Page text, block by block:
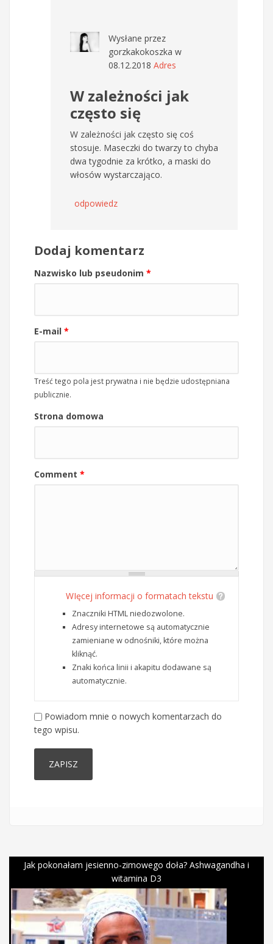
Wysłane przez
gorzkakokoszka w
08.12.2018 Adres
W zależności jak
często się
W zależności jak często się coś
stosuje. Maseczki do twarzy to chyba
dwa tygodnie za krótko, a maski do
włosów wystarczająco.
odpowiedz
Dodaj komentarz
Nazwisko lub pseudonim *
E-mail *
Treść tego pola jest prywatna i nie będzie udostępniana
publicznie.
Strona domowa
Comment *
WIęcej informacji o formatach tekstu
Znaczniki HTML niedozwolone.
Adresy internetowe są automatycznie
zamieniane w odnośniki, które można
kliknąć.
Znaki końca linii i akapitu dodawane są
automatycznie.
Powiadom mnie o nowych komentarzach do
tego wpisu.
Jak pokonałam jesienno-zimowego doła? Ashwagandha i
witamina D3